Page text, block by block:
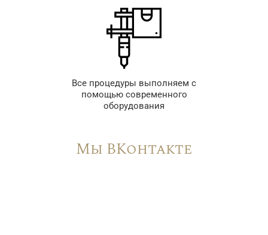
Все процедуры выполняем с
помощью современного
оборудования
Мы ВКонтакте